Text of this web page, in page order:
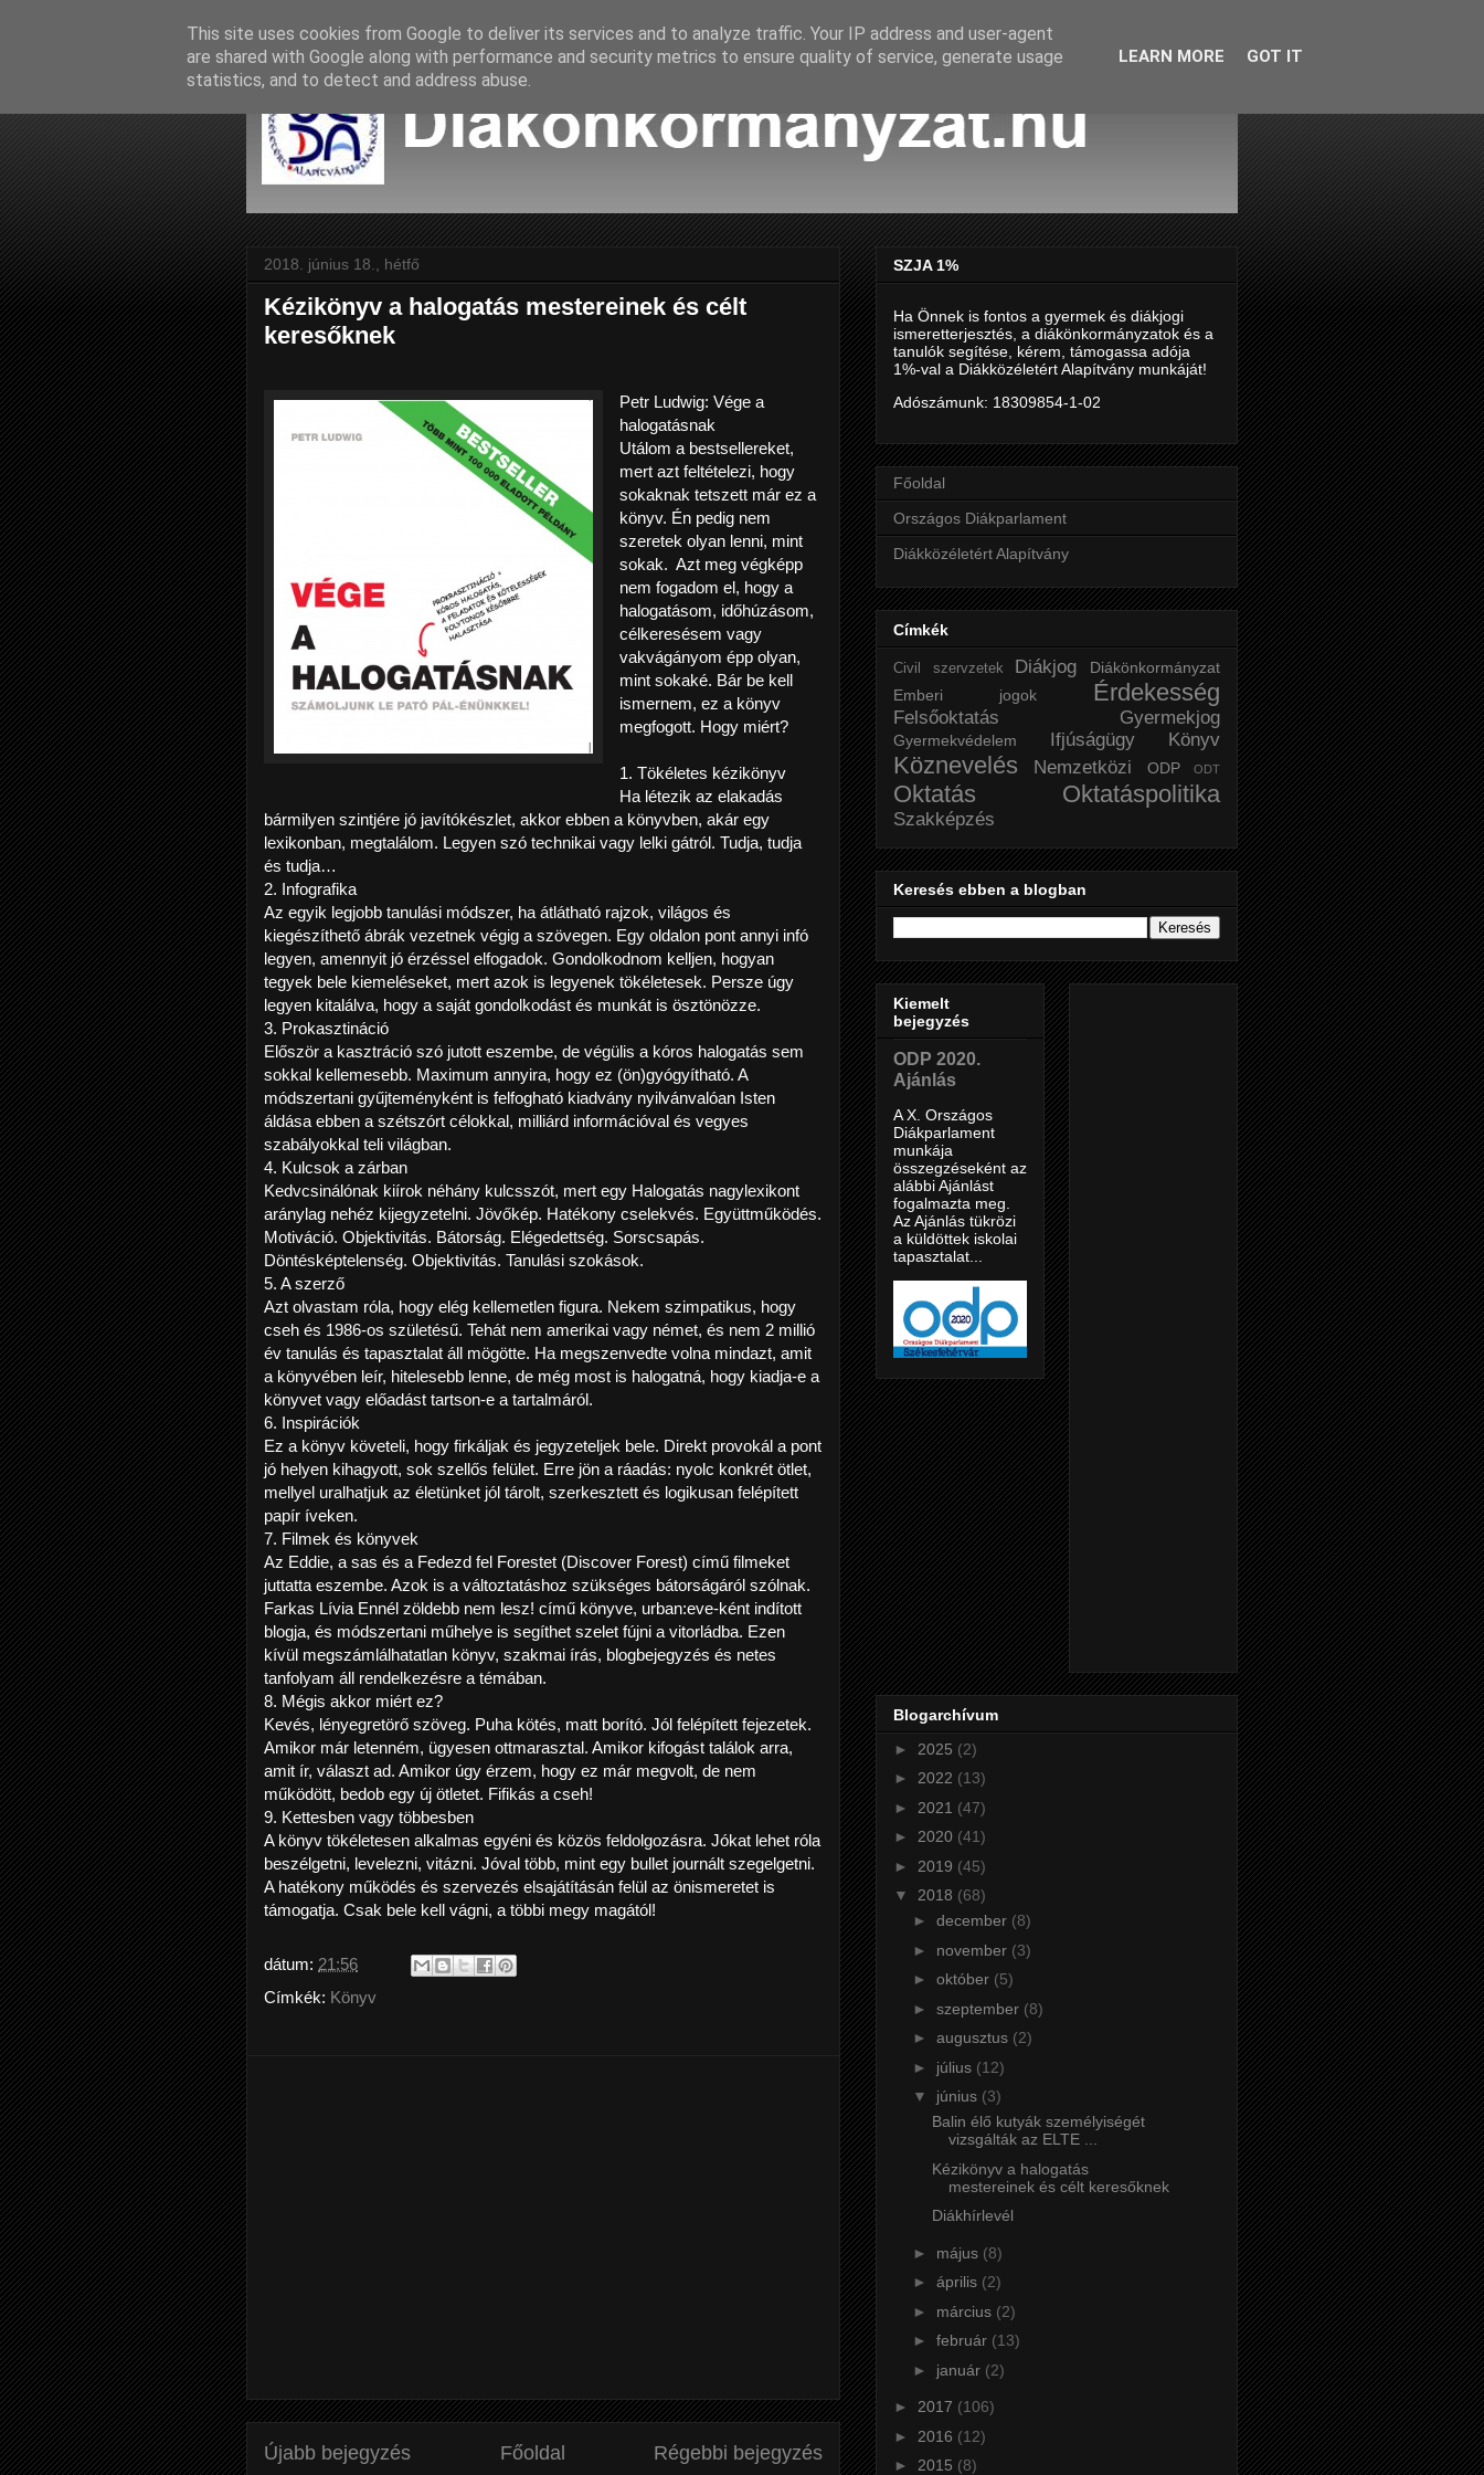
2018. június 18., hétfő
Kézikönyv a halogatás mestereinek és célt
keresőknek
Petr Ludwig: Vége a
halogatásnak
Utálom a bestsellereket,
mert azt feltételezi, hogy
sokaknak tetszett már ez a
könyv. Én pedig nem
szeretek olyan lenni, mint
sokak. Azt meg végképp
nem fogadom el, hogy a
halogatásom, időhúzásom,
célkeresésem vagy
vakvágányom épp olyan,
mint sokaké. Bár be kell
ismernem, ez a könyv
megfogott. Hogy miért?
1. Tökéletes kézikönyv
Ha létezik az elakadás
bármilyen szintjére jó javítókészlet, akkor ebben a könyvben, akár egy
lexikonban, megtalálom. Legyen szó technikai vagy lelki gátról. Tudja, tudja
és tudja…
2. Infografika
Az egyik legjobb tanulási módszer, ha átlátható rajzok, világos és
kiegészíthető ábrák vezetnek végig a szövegen. Egy oldalon pont annyi infó
legyen, amennyit jó érzéssel elfogadok. Gondolkodnom kelljen, hogyan
tegyek bele kiemeléseket, mert azok is legyenek tökéletesek. Persze úgy
legyen kitalálva, hogy a saját gondolkodást és munkát is ösztönözze.
3. Prokasztináció
Először a kasztráció szó jutott eszembe, de végülis a kóros halogatás sem
sokkal kellemesebb. Maximum annyira, hogy ez (ön)gyógyítható. A
módszertani gyűjteményként is felfogható kiadvány nyilvánvalóan Isten
áldása ebben a szétszórt célokkal, milliárd információval és vegyes
szabályokkal teli világban.
4. Kulcsok a zárban
Kedvcsinálónak kiírok néhány kulcsszót, mert egy Halogatás nagylexikont
aránylag nehéz kijegyzetelni. Jövőkép. Hatékony cselekvés. Együttműködés.
Motiváció. Objektivitás. Bátorság. Elégedettség. Sorscsapás.
Döntésképtelenség. Objektivitás. Tanulási szokások.
5. A szerző
Azt olvastam róla, hogy elég kellemetlen figura. Nekem szimpatikus, hogy
cseh és 1986-os születésű. Tehát nem amerikai vagy német, és nem 2 millió
év tanulás és tapasztalat áll mögötte. Ha megszenvedte volna mindazt, amit
a könyvében leír, hitelesebb lenne, de még most is halogatná, hogy kiadja-e a
könyvet vagy előadást tartson-e a tartalmáról.
6. Inspirációk
Ez a könyv követeli, hogy firkáljak és jegyzeteljek bele. Direkt provokál a pont
jó helyen kihagyott, sok szellős felület. Erre jön a ráadás: nyolc konkrét ötlet,
mellyel uralhatjuk az életünket jól tárolt, szerkesztett és logikusan felépített
papír íveken.
7. Filmek és könyvek
Az Eddie, a sas és a Fedezd fel Forestet (Discover Forest) című filmeket
juttatta eszembe. Azok is a változtatáshoz szükséges bátorságáról szólnak.
Farkas Lívia Ennél zöldebb nem lesz! című könyve, urban:eve-ként indított
blogja, és módszertani műhelye is segíthet szelet fújni a vitorládba. Ezen
kívül megszámlálhatatlan könyv, szakmai írás, blogbejegyzés és netes
tanfolyam áll rendelkezésre a témában.
8. Mégis akkor miért ez?
Kevés, lényegretörő szöveg. Puha kötés, matt borító. Jól felépített fejezetek.
Amikor már letenném, ügyesen ottmarasztal. Amikor kifogást találok arra,
amit ír, választ ad. Amikor úgy érzem, hogy ez már megvolt, de nem
működött, bedob egy új ötletet. Fifikás a cseh!
9. Kettesben vagy többesben
A könyv tökéletesen alkalmas egyéni és közös feldolgozásra. Jókat lehet róla
beszélgetni, levelezni, vitázni. Jóval több, mint egy bullet journált szegelgetni.
A hatékony működés és szervezés elsajátításán felül az önismeretet is
támogatja. Csak bele kell vágni, a többi megy magától!
dátum: 21:56
Címkék: Könyv
Újabb bejegyzés Régebbi bejegyzés
Főoldal
SZJA 1%
Ha Önnek is fontos a gyermek és diákjogi
ismeretterjesztés, a diákönkormányzatok és a
tanulók segítése, kérem, támogassa adója
1%-val a Diákközéletért Alapítvány munkáját!
Adószámunk: 18309854-1-02
Főoldal
Országos Diákparlament
Diákközéletért Alapítvány
Címkék
Civil szervzetek Diákjog
Diákönkormányzat
Emberi jogok
Érdekesség
Felsőoktatás Gyermekjog
Gyermekvédelem Ifjúságügy Könyv
Köznevelés Nemzetközi ODP ODT
Oktatás Oktatáspolitika
Szakképzés
Keresés ebben a blogban
Kiemelt
bejegyzés
ODP 2020.
Ajánlás
A X. Országos
Diákparlament
munkája
összegzéseként az
alábbi Ajánlást
fogalmazta meg.
Az Ajánlás tükrözi
a küldöttek iskolai
tapasztalat...
Blogarchívum
► 2025 (2)
► 2022 (13)
► 2021 (47)
► 2020 (41)
► 2019 (45)
▼ 2018 (68)
► december (8)
► november (3)
► október (5)
► szeptember (8)
► augusztus (2)
► július (12)
▼ június (3)
Balin élő kutyák személyiségét
vizsgálták az ELTE ...
Kézikönyv a halogatás
mestereinek és célt keresőknek
Diákhírlevél
► május (8)
► április (2)
► március (2)
► február (13)
► január (2)
► 2017 (106)
► 2016 (12)
► 2015 (8)
This site uses cookies from Google to deliver its services and to analyze traffic. Your IP address and user-agent
are shared with Google along with performance and security metrics to ensure quality of service, generate usage
statistics, and to detect and address abuse.
LEARN MORE GOT IT